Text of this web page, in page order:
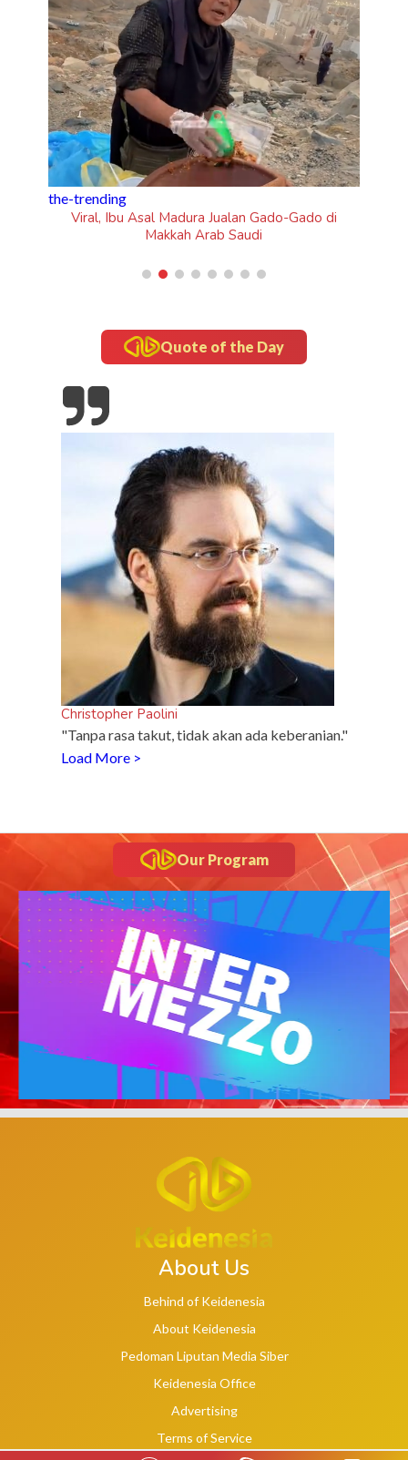
updates
Tampil Nyentrik di The Sounds Project, Naykilla
Curi Perhatian
Quote of the Day
Christopher Paolini
"Tanpa rasa takut, tidak akan ada keberanian."
Load More >
Our Program
About Us
Behind of Keidenesia
About Keidenesia
Pedoman Liputan Media Siber
Keidenesia Office
Advertising
Terms of Service